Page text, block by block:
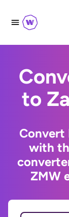
to
Convert
with
ZMW